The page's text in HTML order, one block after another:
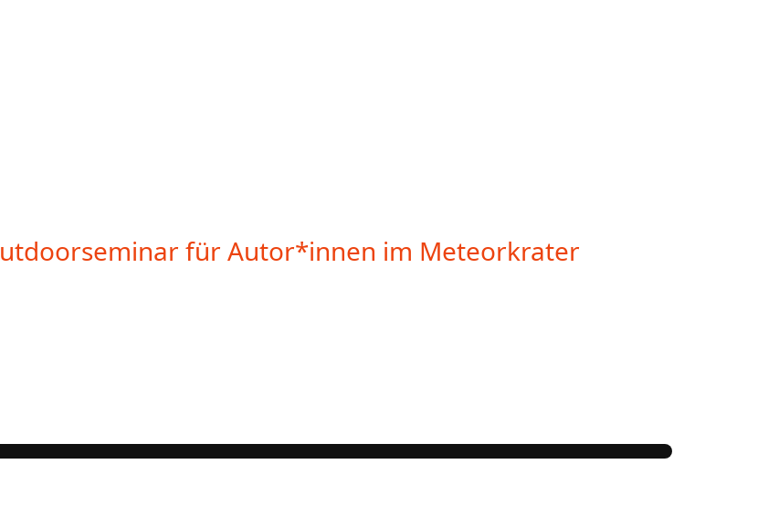
für Autor*innen im Meteorkrater